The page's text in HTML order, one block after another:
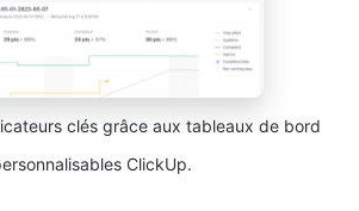
clés grâce aux tableaux de bord
ClickUp.